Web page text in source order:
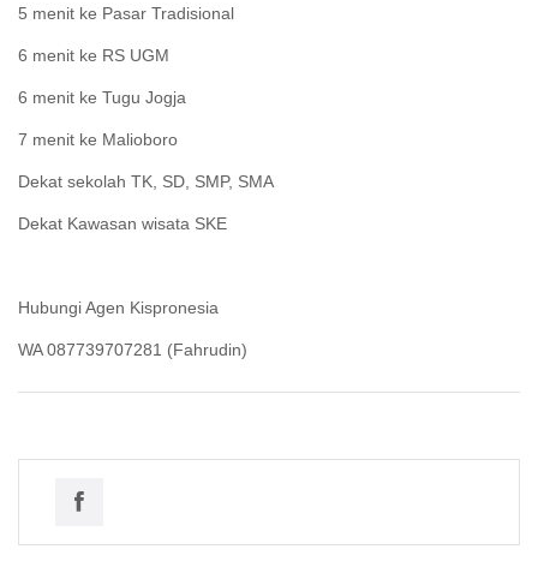
5 menit ke Pasar Tradisional
6 menit ke RS UGM
6 menit ke Tugu Jogja
7 menit ke Malioboro
Dekat sekolah TK, SD, SMP, SMA
Dekat Kawasan wisata SKE
Hubungi Agen Kispronesia
WA 087739707281 (Fahrudin)